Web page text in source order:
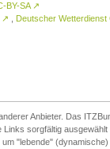
BY-SA ↗
↗ Deutscher Wetterdienst
Anbieter. Das
sorgfältig
"lebende"